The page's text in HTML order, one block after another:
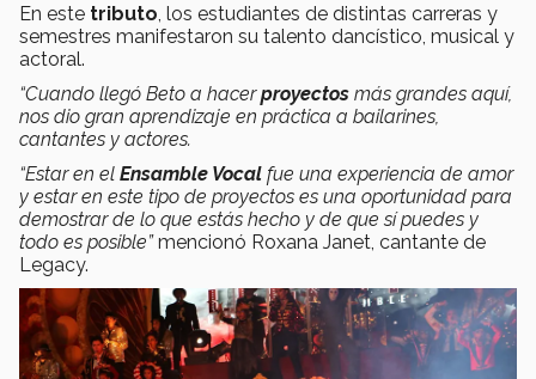
En este tributo , los estudiantes de distintas carreras y
semestres manifestaron su talento dancístico, musical y
actoral.
“Cuando llegó Beto a hacerproyectos más grandes aquí,
nos dio gran aprendizaje en práctica a bailarines,
cantantes y actores.
“Estar en el Ensamble Vocal fue una experiencia de amor
y estar en este tipo de proyectos es una oportunidad para
demostrar de lo que estás hecho y de que sí puedes y
todo es posible”mencionó Roxana Janet, cantante de
Legacy.